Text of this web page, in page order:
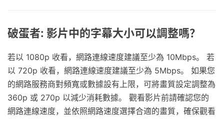
破蛋者: 影片中的字幕大小可以調整嗎？
若以 1080p 收看，網路連線速度建議至少為 10Mbps。 若
以 720p 收看，網路連線速度建議至少為 5Mbps。 如果您
的網路服務商對頻寬或數據設有上限，可將畫質設定調整為
360p 或 270p 以減少消耗數據。 觀看影片前請確認您的
網路連線速度，並依照網路速度選擇合適的畫質，確保觀看